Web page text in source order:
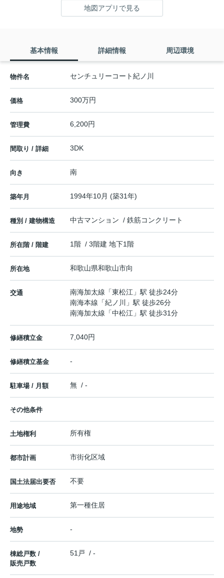
地図アプリで見る
基本情報 詳細情報 周辺環境
物件名 センチュリーコート紀ノ川
価格 300万円
管理費 6,200円
間取り / 詳細 3DK
向き 南
築年月 1994年10月 (築31年)
種別 / 建物構造 中古マンション / 鉄筋コンクリート
所在階 / 階建 1階 / 3階建 地下1階
所在地 和歌山県和歌山市向
交通 南海加太線 「東松江 」駅 徒歩24分
南海本線 「紀ノ川
」駅 徒歩26分
南海加太線 「中松江 」駅 徒歩31分
修繕積立金 7,040円
修繕積立基金 -
駐車場 / 月額 無 / -
その他条件
土地権利 所有権
都市計画 市街化区域
国土法届出要否 不要
用途地域 第一種住居
地勢 -
棟総戸数 /
販売戸数
51戸 / -